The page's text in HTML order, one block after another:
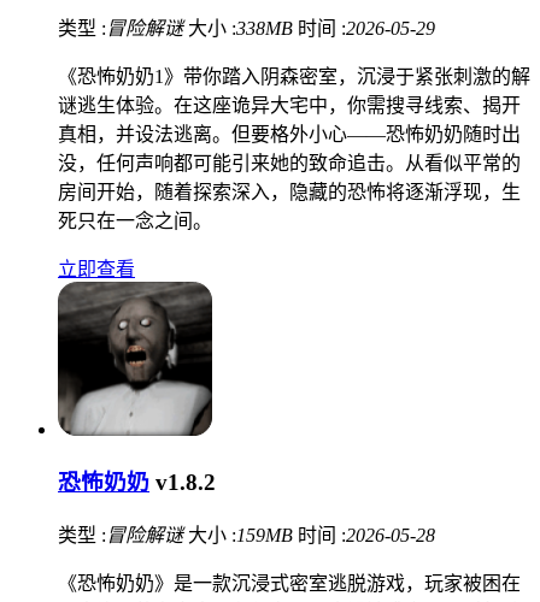
类型 : 冒险解谜 大小 :338MB 时间 :2026-05-29
《恐怖奶奶1》带你踏入阴森密室，沉浸于紧张刺激的解
谜逃生体验。在这座诡异大宅中，你需搜寻线索、揭开
真相，并设法逃离。但要格外小心——恐怖奶奶随时出
没，任何声响都可能引来她的致命追击。从看似平常的
房间开始，随着探索深入，隐藏的恐怖将逐渐浮现，生
死只在一念之间。
立即查看
恐怖奶奶 v1.8.2
类型 : 冒险解谜 大小 :159MB 时间 :2026-05-28
《恐怖奶奶》是一款沉浸式密室逃脱游戏，玩家被困在